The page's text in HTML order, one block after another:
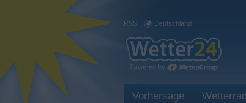
RSS | Deutschland
Vorhersage